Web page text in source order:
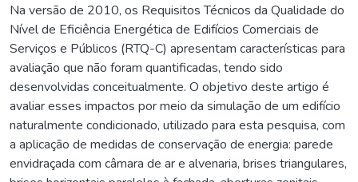
Na versão de 2010, os Requisitos Técnicos da Qualidade do
Nível de Eficiência Energética de Edifícios Comerciais de
Serviços e Públicos (RTQ-C) apresentam características para
avaliação que não foram quantificadas, tendo sido
desenvolvidas conceitualmente. O objetivo deste artigo é
avaliar esses impactos por meio da simulação de um edifício
naturalmente condicionado, utilizado para esta pesquisa, com
a aplicação de medidas de conservação de energia: parede
envidraçada com câmara de ar e alvenaria, brises triangulares,